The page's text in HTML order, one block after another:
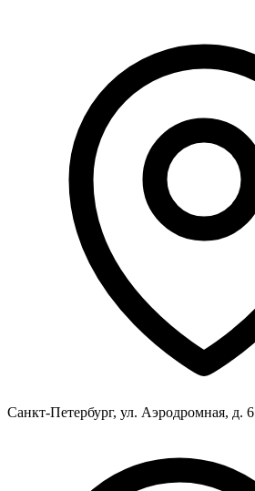
Санкт-Петербург, ул. Аэродромная, д. 6